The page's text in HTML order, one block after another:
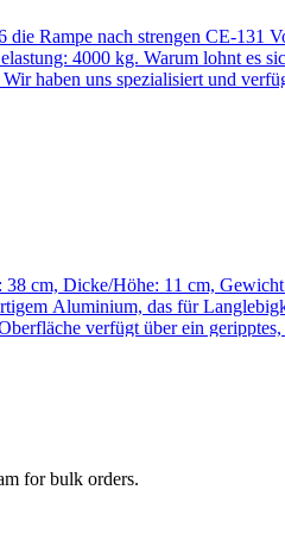
Rampe nach strengen CE-131
4000 kg. Warum lohnt es
haben uns spezialisiert und
cm, Dicke/Höhe: 11 cm,
Aluminium, das für
verfügt über ein
Ladefläche am Ende der Rampe
Hubwagen, Gabelstapler
for bulk orders.